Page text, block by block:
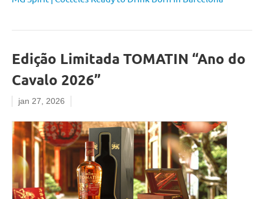
Edição Limitada TOMATIN “Ano do
Cavalo 2026”
jan 27, 2026